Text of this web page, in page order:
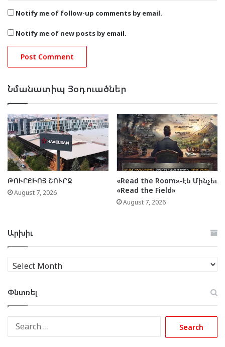
Notify me of follow-up comments by email.
Notify me of new posts by email.
Նմանատիպ Յօդուածներ
ԹՈՒՐՔԻՈՅ ՇՈՒՐՋ
August 7, 2026
«Read the Room»-էն Մինչեւ
«Read the Field»
August 7, 2026
Արխիւ
Արխիւ
Փնտռել